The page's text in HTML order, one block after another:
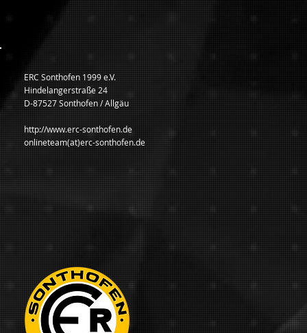
ERC Sonthofen 1999 e.V.
Hindelangerstraße 24
D-87527 Sonthofen / Allgäu
http://www.erc-sonthofen.de
onlineteam(at)erc-sonthofen.de